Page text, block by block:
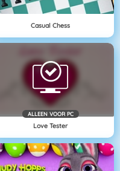
Casual Chess
ALLEEN VOOR PC
Love Tester